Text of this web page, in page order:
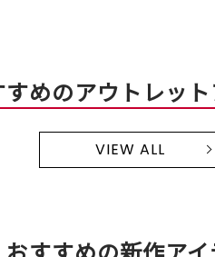
すめのアウトレッ
VIEW ALL